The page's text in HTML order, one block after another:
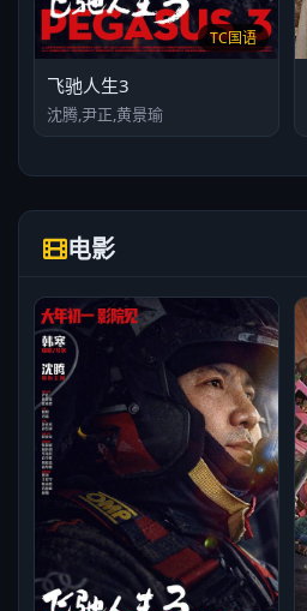
TC国语
飞驰人生3
沈腾,尹正,黄景瑜
电影